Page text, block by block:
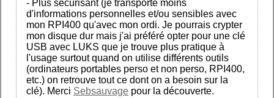
- Plus sécurisant (je transporte moins
d'informations personnelles et/ou sensibles avec
mon RPI400 qu'avec mon ordi. Je pourrais crypter
mon disque dur mais j'ai préféré opter pour une clé
USB avec LUKS que je trouve plus pratique à
l'usage surtout quand on utilise différents outils
(ordinateurs portables perso et non perso, RPI400,
etc.) on retrouve tout ce dont on a besoin sur la
clé). Merci Sebsauvage pour la découverte.